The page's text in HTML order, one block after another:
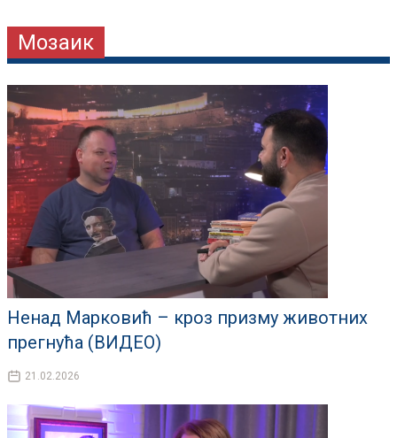
Мозаик
Ненад Марковић – кроз призму животних
прегнућа (ВИДЕО)
21.02.2026